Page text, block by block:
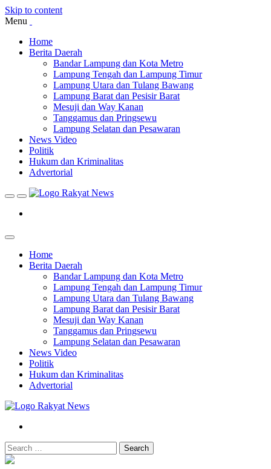
Skip to content
Menu
Home
Berita Daerah
Bandar Lampung dan Kota Metro
Lampung Tengah dan Lampung Timur
Lampung Utara dan Tulang Bawang
Lampung Barat dan Pesisir Barat
Mesuji dan Way Kanan
Tanggamus dan Pringsewu
Lampung Selatan dan Pesawaran
News Video
Politik
Hukum dan Kriminalitas
Advertorial
Home
Berita Daerah
Bandar Lampung dan Kota Metro
Lampung Tengah dan Lampung Timur
Lampung Utara dan Tulang Bawang
Lampung Barat dan Pesisir Barat
Mesuji dan Way Kanan
Tanggamus dan Pringsewu
Lampung Selatan dan Pesawaran
News Video
Politik
Hukum dan Kriminalitas
Advertorial
Search